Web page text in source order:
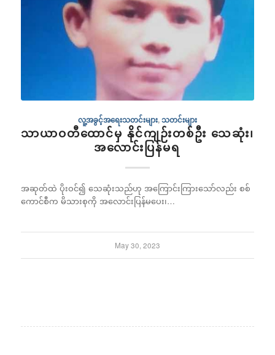
လူ့အခွင့်အရေးသတင်းများ,သတင်းများ
သာယာဝတီထောင်မှ နိုင်ကျဉ်းတစ်ဦး သေဆုံး၊
အလောင်းပြန်မရ
အဆုတ်ထဲ ပိုးဝင်၍ သေဆုံးသည်ဟု အကြောင်းကြားသော်လည်း စစ်
ကောင်စီက မိသားစုကို အလောင်းပြန်မပေး၊…
May 30, 2023